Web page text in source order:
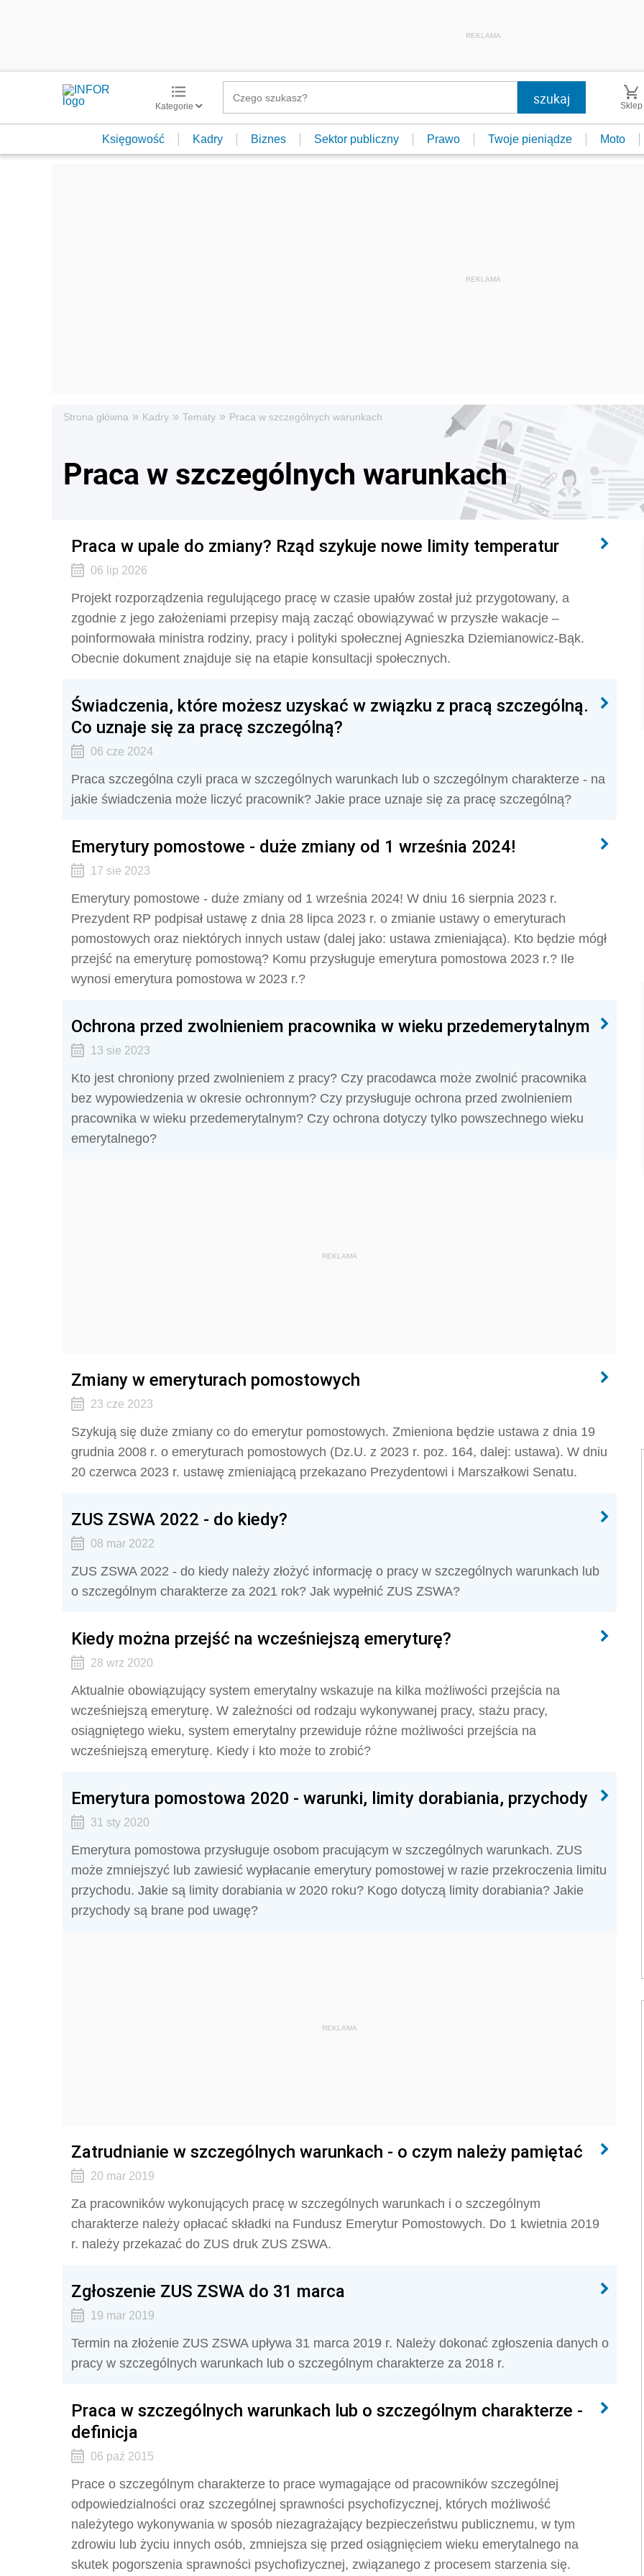
REKLAMA
Kategorie Sklep
Księgowość Kadry Biznes Sektor publiczny Prawo Twoje pieniądze Moto
Strona główna » Kadry » Tematy » Praca w szczególnych warunkach
Praca w szczególnych warunkach
Praca w upale do zmiany? Rząd szykuje nowe limity temperatur
06 lip 2026
Projekt rozporządzenia regulującego pracę w czasie upałów został już przygotowany, a
zgodnie z jego założeniami przepisy mają zacząć obowiązywać w przyszłe wakacje –
poinformowała ministra rodziny, pracy i polityki społecznej Agnieszka Dziemianowicz-Bąk.
Obecnie dokument znajduje się na etapie konsultacji społecznych.
Świadczenia, które możesz uzyskać w związku z pracą szczególną.
Co uznaje się za pracę szczególną?
06 cze 2024
Praca szczególna czyli praca w szczególnych warunkach lub o szczególnym charakterze - na
jakie świadczenia może liczyć pracownik? Jakie prace uznaje się za pracę szczególną?
Emerytury pomostowe - duże zmiany od 1 września 2024!
17 sie 2023
Emerytury pomostowe - duże zmiany od 1 września 2024! W dniu 16 sierpnia 2023 r.
Prezydent RP podpisał ustawę z dnia 28 lipca 2023 r. o zmianie ustawy o emeryturach
pomostowych oraz niektórych innych ustaw (dalej jako: ustawa zmieniająca). Kto będzie mógł
przejść na emeryturę pomostową? Komu przysługuje emerytura pomostowa 2023 r.? Ile
wynosi emerytura pomostowa w 2023 r.?
Ochrona przed zwolnieniem pracownika w wieku przedemerytalnym
13 sie 2023
Kto jest chroniony przed zwolnieniem z pracy? Czy pracodawca może zwolnić pracownika
bez wypowiedzenia w okresie ochronnym? Czy przysługuje ochrona przed zwolnieniem
pracownika w wieku przedemerytalnym? Czy ochrona dotyczy tylko powszechnego wieku
emerytalnego?
REKLAMA
Zmiany w emeryturach pomostowych
23 cze 2023
Szykują się duże zmiany co do emerytur pomostowych. Zmieniona będzie ustawa z dnia 19
grudnia 2008 r. o emeryturach pomostowych (Dz.U. z 2023 r. poz. 164, dalej: ustawa). W dniu
20 czerwca 2023 r. ustawę zmieniającą przekazano Prezydentowi i Marszałkowi Senatu.
ZUS ZSWA 2022 - do kiedy?
08 mar 2022
ZUS ZSWA 2022 - do kiedy należy złożyć informację o pracy w szczególnych warunkach lub
o szczególnym charakterze za 2021 rok? Jak wypełnić ZUS ZSWA?
Kiedy można przejść na wcześniejszą emeryturę?
28 wrz 2020
Aktualnie obowiązujący system emerytalny wskazuje na kilka możliwości przejścia na
wcześniejszą emeryturę. W zależności od rodzaju wykonywanej pracy, stażu pracy,
osiągniętego wieku, system emerytalny przewiduje różne możliwości przejścia na
wcześniejszą emeryturę. Kiedy i kto może to zrobić?
Emerytura pomostowa 2020 - warunki, limity dorabiania, przychody
31 sty 2020
Emerytura pomostowa przysługuje osobom pracującym w szczególnych warunkach. ZUS
może zmniejszyć lub zawiesić wypłacanie emerytury pomostowej w razie przekroczenia limitu
przychodu. Jakie są limity dorabiania w 2020 roku? Kogo dotyczą limity dorabiania? Jakie
przychody są brane pod uwagę?
REKLAMA
Zatrudnianie w szczególnych warunkach - o czym należy pamiętać
20 mar 2019
Za pracowników wykonujących pracę w szczególnych warunkach i o szczególnym
charakterze należy opłacać składki na Fundusz Emerytur Pomostowych. Do 1 kwietnia 2019
r. należy przekazać do ZUS druk ZUS ZSWA.
Zgłoszenie ZUS ZSWA do 31 marca
19 mar 2019
Termin na złożenie ZUS ZSWA upływa 31 marca 2019 r. Należy dokonać zgłoszenia danych o
pracy w szczególnych warunkach lub o szczególnym charakterze za 2018 r.
Praca w szczególnych warunkach lub o szczególnym charakterze -
definicja
06 paź 2015
Prace o szczególnym charakterze to prace wyma­gające od pracowników szczególnej
odpowiedzial­ności oraz szczególnej sprawności psychofizycz­nej, których możliwość
należytego wykonywania w sposób niezagrażający bezpieczeństwu publicz­nemu, w tym
zdrowiu lub życiu innych osób, zmniej­sza się przed osiągnięciem wieku emerytalnego na
skutek pogorszenia sprawności psychofizycznej, związanego z procesem starzenia się.